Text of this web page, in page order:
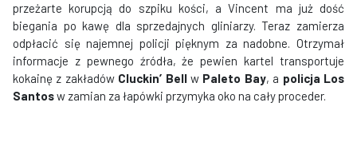
przeżarte korupcją do szpiku kości, a Vincent ma już dość
biegania po kawę dla sprzedajnych gliniarzy. Teraz zamierza
odpłacić się najemnej policji pięknym za nadobne. Otrzymał
informacje z pewnego źródła, że pewien kartel transportuje
kokainę z zakładów Cluckin’ Bellw Paleto Bay, a policja Los
Santosw zamian za łapówki przymyka oko na cały proceder.